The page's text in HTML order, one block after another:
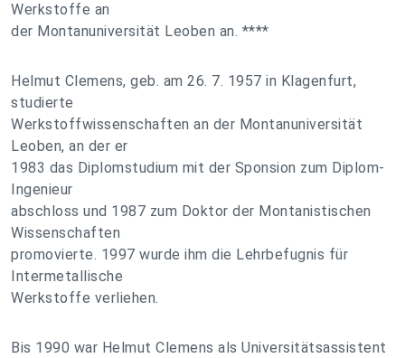
Werkstoffe an
der Montanuniversität Leoben an. ****
Helmut Clemens, geb. am 26. 7. 1957 in Klagenfurt,
studierte
Werkstoffwissenschaften an der Montanuniversität
Leoben, an der er
1983 das Diplomstudium mit der Sponsion zum Diplom-
Ingenieur
abschloss und 1987 zum Doktor der Montanistischen
Wissenschaften
promovierte. 1997 wurde ihm die Lehrbefugnis für
Intermetallische
Werkstoffe verliehen.
Bis 1990 war Helmut Clemens als Universitätsassistent